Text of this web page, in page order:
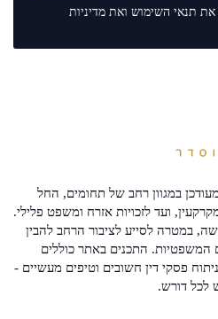
את תנאי השימוש ואת מדיניות
במגוון רחב של תחומים, החל
ועד לזכויות אזרח ומשפט פלילי.
במטרה לסייע לציבור הרחב להבין
המשפטיות. התכנים באתר כוללים
פסקי דין חשובים וטיפים מעשיים -
לכל דורש.